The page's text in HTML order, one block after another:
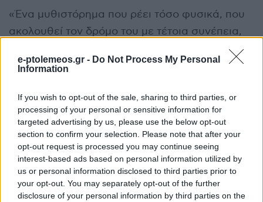
e-ptolemeos.gr - Do Not Process My Personal
Information
If you wish to opt-out of the sale, sharing to third parties, or
processing of your personal or sensitive information for
targeted advertising by us, please use the below opt-out
section to confirm your selection. Please note that after your
opt-out request is processed you may continue seeing
interest-based ads based on personal information utilized by
us or personal information disclosed to third parties prior to
your opt-out. You may separately opt-out of the further
disclosure of your personal information by third parties on the
«Ένα μυθιστόρημα που ρέει τόσο φυσικά, που
ακολουθεί τον δρόμο του με τέτοια συνέπεια,
ώστε ακόμη και οι μικρές παρεκβάσεις έχουν τη
σημασία τους. Υπέροχο.» –Karl Ove
μυθιστορημάτων Ο αγώνας μου
«Ένα μυθιστόρημα βραδείας καύσεως που
συγκεντρώνει τη μεγάλη του δυναμική μέσα
από προσεκτική παρατήρηση και την άρνηση να
αποδεχτεί παλιές και πολυφορεμένες
αφηγήσεις για την αγάπη και την απώλεια.» –